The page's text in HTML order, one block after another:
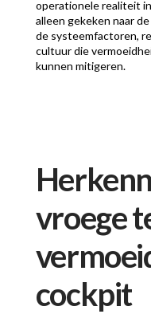
operationele realiteit
alleen gekeken naar
de systeemfactoren,
cultuur die
kunnen mitigeren.
vroege
cockpit